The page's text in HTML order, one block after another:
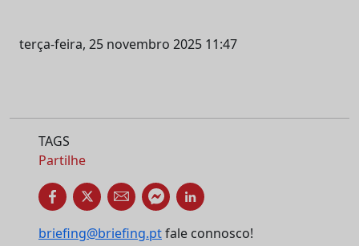
terça-feira, 25 novembro 2025 11:47
TAGS
Partilhe
briefing@briefing.ptfale connosco!